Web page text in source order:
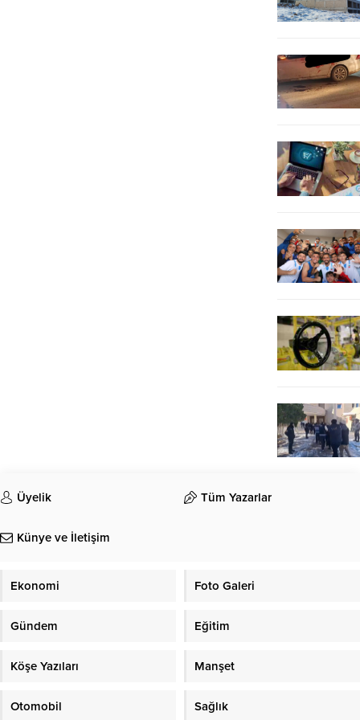
Güneş ışığı ve yüksek...
Üyelik Tüm Yazarlar
Künye ve İletişim
Ekonomi Foto Galeri
Gündem Eğitim
Köşe Yazıları Manşet
Otomobil Sağlık